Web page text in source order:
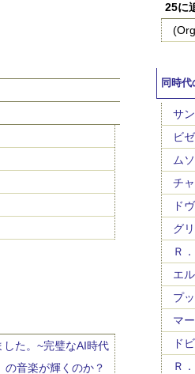
た。~完璧なAI時代
の音楽が輝くのか？
25に
同時
サ
ビ
ム
チ
ド
グ
Ｒ
エ
プ
マ
ド
Ｒ